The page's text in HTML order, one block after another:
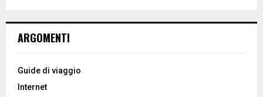
h
o
:
ARGOMENTI
Guide di viaggio
Internet